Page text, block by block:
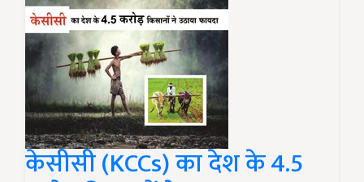
केसीसी (KCCs) का देश के 4.5